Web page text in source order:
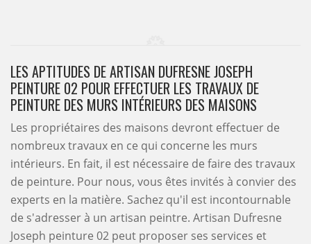
LES APTITUDES DE ARTISAN DUFRESNE JOSEPH
PEINTURE 02 POUR EFFECTUER LES TRAVAUX DE
PEINTURE DES MURS INTÉRIEURS DES MAISONS
Les propriétaires des maisons devront effectuer de
nombreux travaux en ce qui concerne les murs
intérieurs. En fait, il est nécessaire de faire des travaux
de peinture. Pour nous, vous êtes invités à convier des
experts en la matière. Sachez qu'il est incontournable
de s'adresser à un artisan peintre. Artisan Dufresne
Joseph peinture 02 peut proposer ses services et